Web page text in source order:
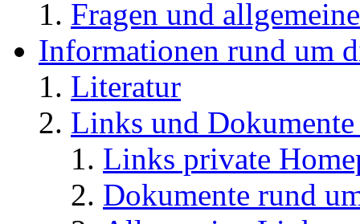
Fragen und
Informationen rund um
Literatur
Links und
Links private
Dokumente rund